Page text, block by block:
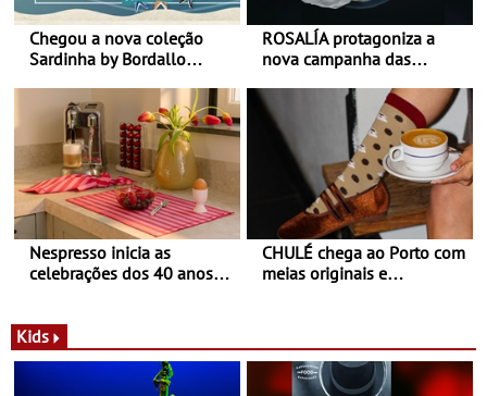
Chegou a nova coleção
Sardinha by Bordallo
ROSALÍA protagoniza a
nova campanha das
Balance
Nespresso inicia as
celebrações dos 40 anos
Novas - Edição limitada
Nespresso x Torres Novas
CHULÉ chega ao Porto com
meias originais e
Shopping
Kids